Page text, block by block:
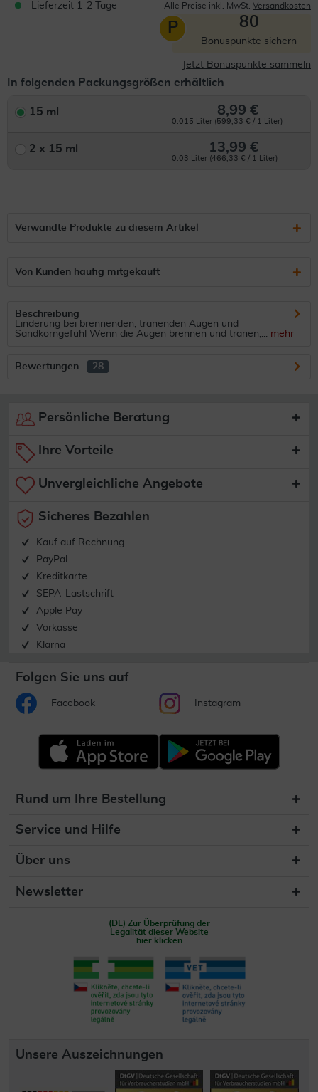
Lieferzeit 1-2 Tage Alle Preise inkl. MwSt. Versandkosten
P 80
Bonuspunkte sichern
Jetzt Bonuspunkte sammeln
In folgenden Packungsgrößen erhältlich
15 ml 8,99 €
0.015 Liter (599,33 € / 1 Liter)
2 x 15 ml 13,99 €
0.03 Liter (466,33 € / 1 Liter)
Verwandte Produkte zu diesem Artikel
Von Kunden häufig mitgekauft
Beschreibung
Linderung bei brennenden, tränenden Augen und
Sandkorngefühl Wenn die Augen brennen und tränen,... mehr
Bewertungen 28
Persönliche Beratung
Ihre Vorteile
Unvergleichliche Angebote
Sicheres Bezahlen
Kauf auf Rechnung
PayPal
Kreditkarte
SEPA-Lastschrift
Apple Pay
Vorkasse
Klarna
Folgen Sie uns auf
Facebook Instagram
Rund um Ihre Bestellung
Service und Hilfe
Über uns
Newsletter
(DE) Zur Überprüfung der
Legalität dieser Website
hier klicken
Unsere Auszeichnungen